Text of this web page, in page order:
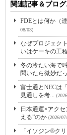
関連記事＆ブロ
FDEとは何か（
08/03)
なぜプロジェク
いはケーキの工
冬の冷たい海で
聞いたら微妙だ
富士通とNECは
見通しを考...
日本通運×アク
える”のか (2026/
「イソジン®ク